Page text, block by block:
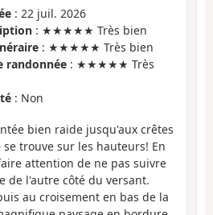
: 22 juil. 2026
: ★★★★★ Très bien
: ★★★★★ Très bien
randonnée : ★★★★★ Très
: Non
bien raide jusqu'aux crêtes
trouve sur les hauteurs! En
attention de ne pas suivre
de l'autre côté du versant.
au croisement en bas de la